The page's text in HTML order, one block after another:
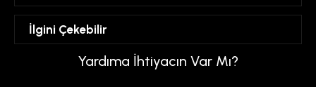
Hesabım
Favorilerim
Mesafeli Satış Sözleşmesi
Üyelik Sözleşmesi
Gizlilik ve Güvenlik Politikası
İlgini Çekebilir
Yardıma İhtiyacın Var Mı?